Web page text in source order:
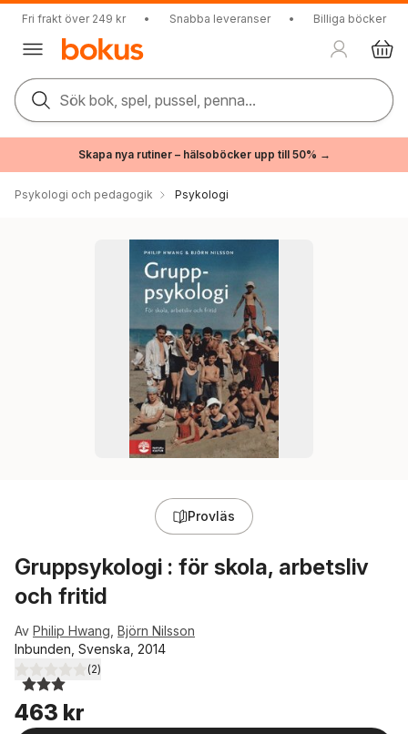
Fri frakt över 249 kr • Snabba leveranser • Billiga böcker
Sök bok, spel, pussel, penna...
Skapa nya rutiner – hälsoböcker upp till 50% →
Psykologi och pedagogik Psykologi
Provläs
Gruppsykologi : för skola, arbetsliv
och fritid
Av Philip Hwang Björn Nilsson
Inbunden, Svenska, 2014
3,0utav 5 stjärnor. Totalt antal röster:
(2)
463 kr